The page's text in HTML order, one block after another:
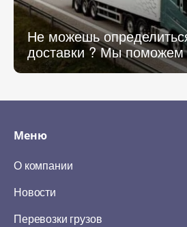
Не можешь
доставки ? Мы поможем
Меню
О компании
Новости
Перевозки грузов